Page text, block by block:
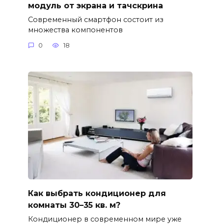
модуль от экрана и тачскрина
Современный смартфон состоит из
множества компонентов
0 18
Как выбрать кондиционер для
комнаты 30–35 кв. м?
Кондиционер в современном мире уже